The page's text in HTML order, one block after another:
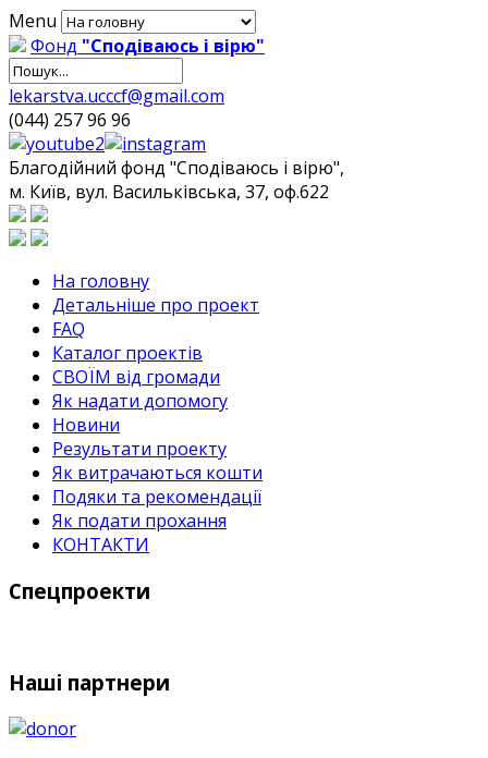
Menu
Фонд "Сподіваюсь і вірю"
lekarstva.ucccf@gmail.com
(044) 257 96 96
Благодійний фонд "Сподіваюсь і вірю",
м. Київ, вул. Васильківська, 37, оф.622
На головну
Детальніше про проект
FAQ
Каталог проектів
СВОЇМ від громади
Як надати допомогу
Новини
Результати проекту
Як витрачаються кошти
Подяки та рекомендації
Як подати прохання
КОНТАКТИ
Спецпроекти
Наші партнери